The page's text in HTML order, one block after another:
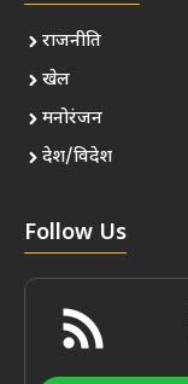
राजनीति
खेल
मनोरंजन
देश/विदेश
Follow Us